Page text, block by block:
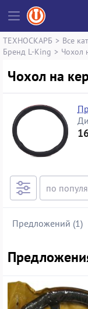
ТЕХНОСКАРБ > Все
Бренд L-King >
Чохол на
Предложений (1)